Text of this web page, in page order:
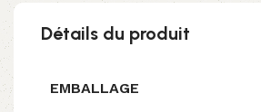
Détails du produit
EMBALLAGE